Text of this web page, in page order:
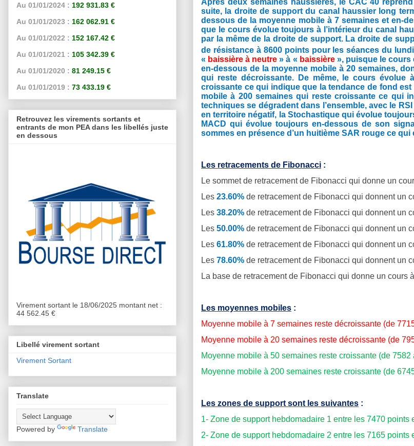
suite, la droite de support du canal haussier long
dessous de la moyenne mobile à 7 semaines et en-
que le cours évolue toujours à l’intérieur du canal
par la même de la droite de support. La droite de
de résistance à 8600 points pour les séances du
« baissière à neutre» à « baissière », puisque le cours
en-dessous de la moyenne mobile à 20 semaines,
qui reste décroissante. De même, le cours évolue
croissante ce qui indique que la tendance de fond est
mobile à 200 semaines qui reste croissante ce qui
techniques se dégradent dans l’ensemble, avec le
en territoire négatif, la Stochastique qui évolue
MACD qui évolue toujours en-dessous de son
sommes en présence d’un huitième SAR rouge ce
Les retracements de Fibonacci :
Le sommet de retracement de Fibonacci qui donne un
Les 23.60% de retracement de Fibonacci qui donnent un
Les 38.20% de retracement de Fibonacci qui donnent un
Les 50.00% de retracement de Fibonacci qui donnent un
Les 61.80% de retracement de Fibonacci qui donnent un
Les 78.60% de retracement de Fibonacci qui donnent un
La base de retracement de Fibonacci qui donne un cours à
Les moyennes mobiles :
Moyenne mobile à 7 semaines reste décroissante (de
Moyenne mobile à 20 semaines reste décroissante (de
Moyenne mobile à 50 semaines reste croissante (de 7582
Moyenne mobile à 200 semaines reste croissante (de
Les zones de support sont les suivantes :
1- Zone de support hebdomadaire 1 entre les 7470 points
2- Zone de support hebdomadaire 2 entre les 7165 points
Au 01/01/2024 : 192 931.83 €
Au 01/01/2023 : 162 062.91 €
Au 01/01/2022 : 152 167.42 €
Au 01/01/2021 : 105 342.39 €
Au 01/01/2020 : 81 249.15 €
Au 01/01/2019 : 73 433.19 €
Retrouvez les virements sortants et
entrants de mon PEA dans les libellés juste
en dessous
Virement sortant le 18/06/2025 montant net :
44 562.45 €
Libellé virement sortant
Virement Sortant
Translate
Powered by Translate